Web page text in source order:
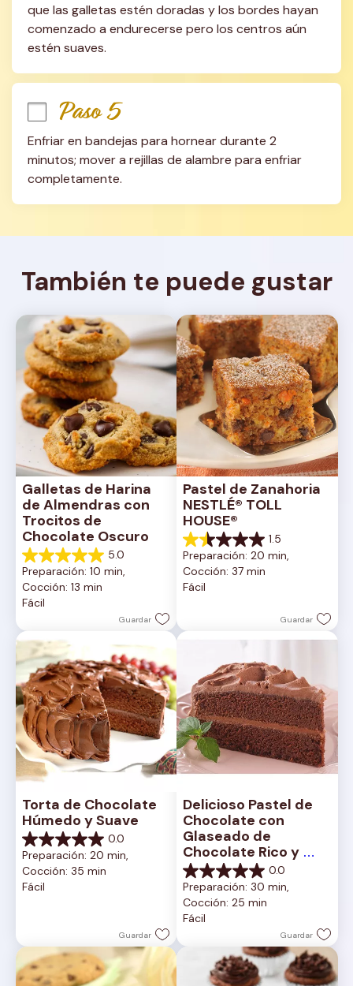
que las galletas estén doradas y los bordes hayan
comenzado a endurecerse pero los centros aún
estén suaves.
Paso 5
Enfriar en bandejas para hornear durante 2
minutos; mover a rejillas de alambre para enfriar
completamente.
También te puede gustar
Galletas de Harina
de Almendras con
Trocitos de
Chocolate Oscuro
5.0
5.0
de
5
estrellas.
reseña
Preparación: 10 min,
Cocción: 13 min
Fácil
Guardar
Pastel de Zanahoria
NESTLÉ® TOLL
HOUSE®
1.5
1.5
de
5
estrellas.
Preparación: 20 min,
Cocción: 37 min
Fácil
Guardar
Torta de Chocolate
Húmedo y Suave
0.0
0.0
de
5
estrellas.
Preparación: 20 min,
Cocción: 35 min
Fácil
Guardar
Delicioso Pastel de
Chocolate con
Glaseado de
Chocolate Rico y
Cremoso
0.0
0.0
de
5
estrellas.
Preparación: 30 min,
Cocción: 25 min
Fácil
Guardar